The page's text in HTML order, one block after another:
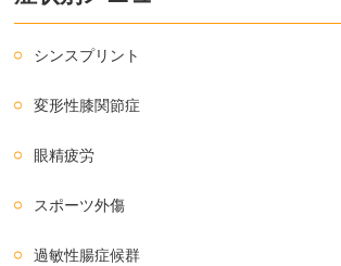
シンスプリント
変形性膝関節症
眼精疲労
スポーツ外傷
過敏性腸症候群